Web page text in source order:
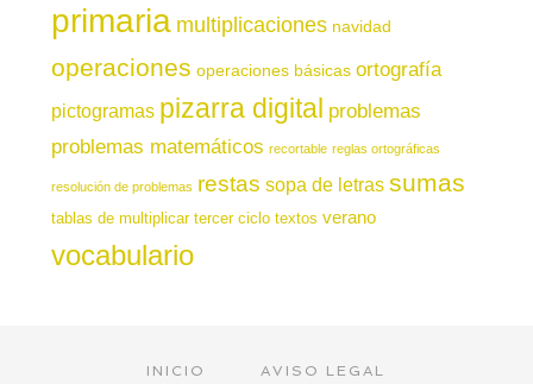
primaria multiplicaciones navidad
operaciones operaciones básicas ortografía
pictogramas pizarra digital problemas
problemas matemáticos recortable reglas ortográficas
resolución de problemas restas sopa de letras sumas
tablas de multiplicar tercer ciclo textos verano
vocabulario
INICIO AVISO LEGAL